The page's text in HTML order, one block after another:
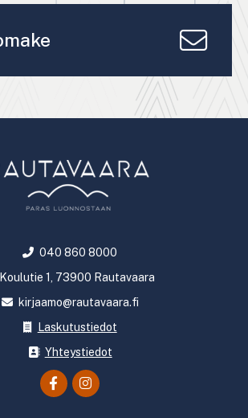
040 860 8000
Koulutie 1, 73900 Rautavaara
kirjaamo@rautavaara.fi
Laskutustiedot
Yhteystiedot